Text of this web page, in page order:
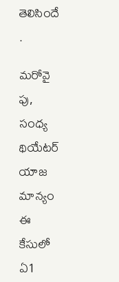
తెలిసిందే
.
మరోవై
పు,
సంధ్య
థియేటర్
యాజ
మాన్యం
ఈ
కేసులో
ఏ1